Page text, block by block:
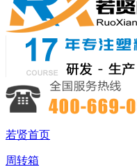
若贤首页
周转箱